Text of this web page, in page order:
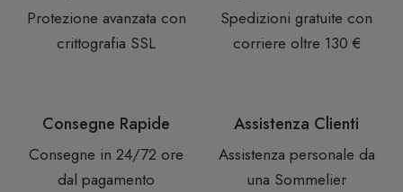
Protezione avanzata con
crittografia SSL
Spedizioni gratuite con
corriere oltre 130 €
Consegne Rapide
Consegne in 24/72 ore
dal pagamento
Assistenza Clienti
Assistenza personale da
una Sommelier